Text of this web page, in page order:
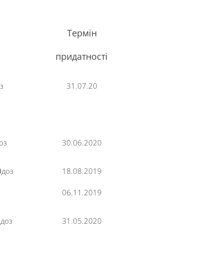
Термін
придатності
31.07.20
30.06.2020
доз 18.08.2019
06.11.2019
доз 31.05.2020